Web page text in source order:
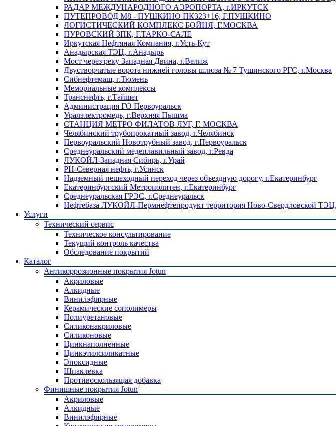
РАДАР МЕЖДУНАРОДНОГО АЭРОПОРТА, г.ИРКУТСК
ПУТЕПРОВОД М8 - ПУШКИНО ПК323+16, Г.ПУШКИНО
ЛОГИСТИЧЕСКИЙ КОМПЛЕКС БОЙНЯ, Г.МОСКВА
ПУРОВСКИЙ ЗПК, Г.ТАРКО-САЛЕ
Иркутская Нефтяная Компания, г.Усть-Кут
Анадырская ТЭЦ, г.Анадырь
Мост через реку Западная Двина, г.Велиж
Двустворчатые ворота нижней головы шлюза № 7 Тушинского РГС, г.Москва
Сибнефтемаш, г.Тюмень
Мемориальные комплексы
Транснефть, г.Тайшет
Администрация ГО Первоуральск
Уралэлектромедь, г.Верхняя Пышма
СТАНЦИЯ МЕТРО ФИЛАТОВ ЛУГ, Г. МОСКВА
Челябинский трубопрокатный завод, г.Челябинск
Первоуральский Новотрубный завод, г.Первоуральск
Среднеуральский медеплавильный завод, г.Ревда
ЛУКОЙЛ-Западная Сибирь, г.Урай
РН-Северная нефть, г.Усинск
Надземный пешеходный переход через объездную дорогу, г.Екатеринбург
Екатеринбургский Метрополитен, г.Екатеринбург
Среднеуральская ГРЭС, г.Среднеуральск
Нефтебаза ЛУКОЙЛ-Пермнефтепродукт территория Ново-Свердловской ТЭЦ,
Услуги
Технический сервис
Техническое консультирование
Текущий контроль качества
Обследование покрытий
Каталог
Антикоррозионные покрытия Jotun
Акриловые
Алкидные
Винилэфирные
Керамические сополимеры
Полиуретановые
Силиконакриловые
Силиконовые
Цинкнаполненные
Цинкэтилсиликатные
Эпоксидные
Шпаклевка
Противоскользящая добавка
Финишные покрытия Jotun
Акриловые
Алкидные
Винилэфирные